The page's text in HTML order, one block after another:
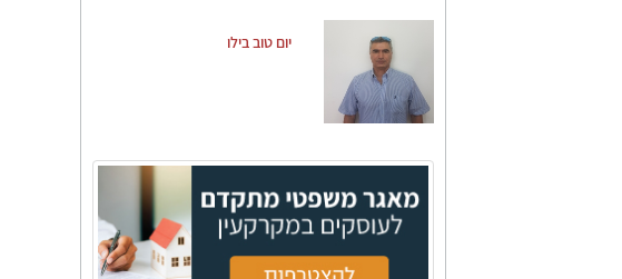
שמאים/מהנדסים
יום טוב בילו